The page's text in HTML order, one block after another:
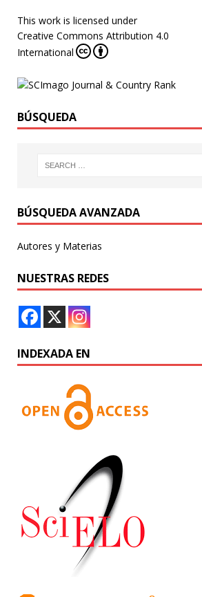
This work is licensed under
Creative Commons Attribution 4.0
International
BÚSQUEDA
BÚSQUEDA AVANZADA
Autores y Materias
NUESTRAS REDES
INDEXADA EN